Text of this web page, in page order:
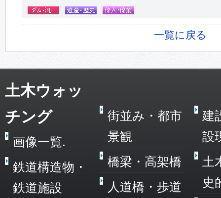
一覧に戻る
土木ウォッ
チング
画像一覧.
鉄道構造物・
鉄道施設
街並み・都市
景観
橋梁・高架橋
人道橋・歩道
建
設
土
史